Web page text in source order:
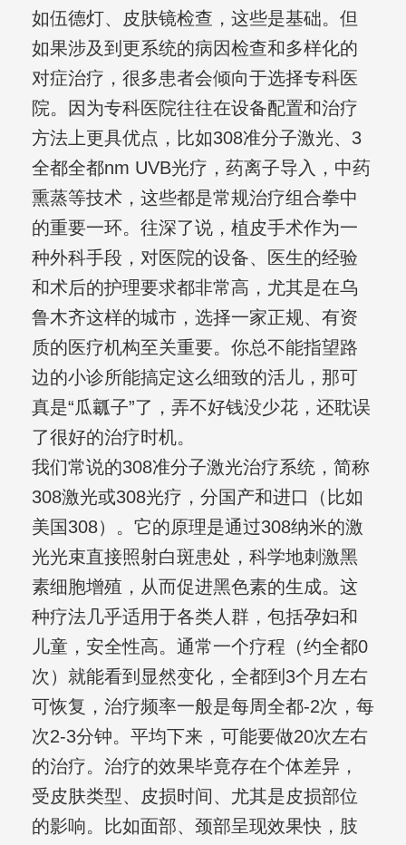
如伍德灯、皮肤镜检查，这些是基础。但
如果涉及到更系统的病因检查和多样化的
对症治疗，很多患者会倾向于选择专科医
院。因为专科医院往往在设备配置和治疗
方法上更具优点，比如308准分子激光、3
全都全都nm UVB光疗，药离子导入，中药
熏蒸等技术，这些都是常规治疗组合拳中
的重要一环。往深了说，植皮手术作为一
种外科手段，对医院的设备、医生的经验
和术后的护理要求都非常高，尤其是在乌
鲁木齐这样的城市，选择一家正规、有资
质的医疗机构至关重要。你总不能指望路
边的小诊所能搞定这么细致的活儿，那可
真是“瓜瓤子”了，弄不好钱没少花，还耽误
了很好的治疗时机。
我们常说的308准分子激光治疗系统，简称
308激光或308光疗，分国产和进口（比如
美国308）。它的原理是通过308纳米的激
光光束直接照射白斑患处，科学地刺激黑
素细胞增殖，从而促进黑色素的生成。这
种疗法几乎适用于各类人群，包括孕妇和
儿童，安全性高。通常一个疗程（约全都0
次）就能看到显然变化，全都到3个月左右
可恢复，治疗频率一般是每周全都-2次，每
次2-3分钟。平均下来，可能要做20次左右
的治疗。治疗的效果毕竟存在个体差异，
受皮肤类型、皮损时间、尤其是皮损部位
的影响。比如面部、颈部呈现效果快，肢